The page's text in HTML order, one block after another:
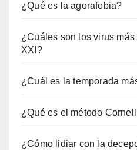
¿Qué es la agorafobia?
¿Cuáles son los virus
XXI?
¿Cuál es la temporada
¿Qué es el método
¿Cómo lidiar con la